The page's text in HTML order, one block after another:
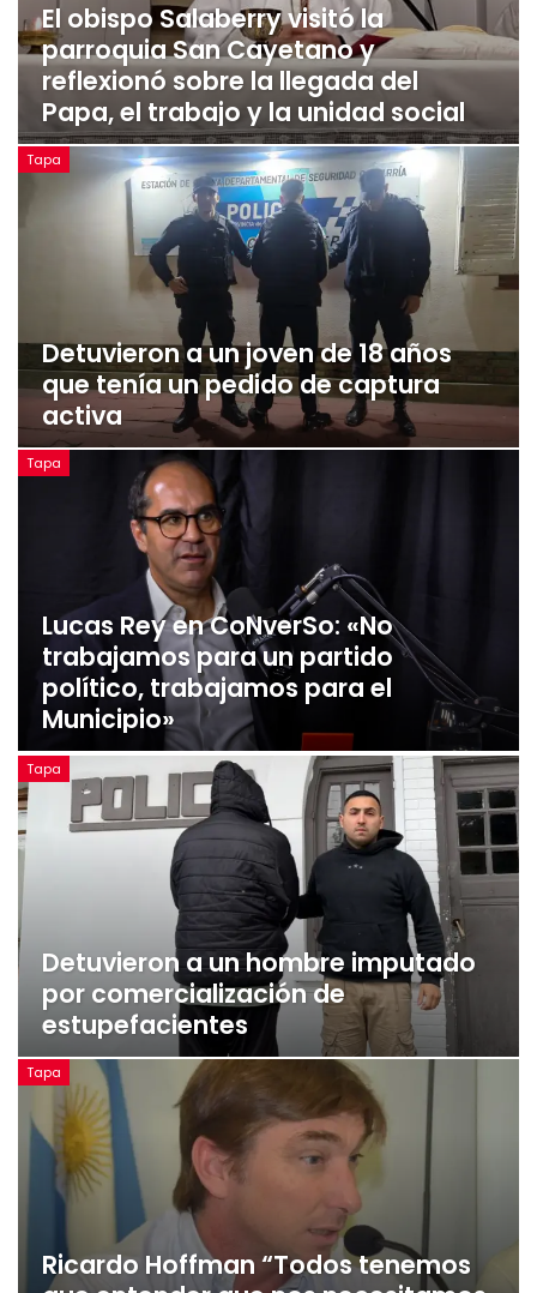
El obispo Salaberry visitó la
parroquia San Cayetano y
reflexionó sobre la llegada del
Papa, el trabajo y la unidad social
Tapa
Detuvieron a un joven de 18 años
que tenía un pedido de captura
activa
Tapa
Lucas Rey en CoNverSo: «No
trabajamos para un partido
político, trabajamos para el
Municipio»
Tapa
Detuvieron a un hombre imputado
por comercialización de
estupefacientes
Tapa
Ricardo Hoffman “Todos tenemos